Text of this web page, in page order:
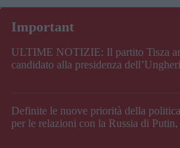
ULTIME NOTIZIE: Il partito Tisza
candidato alla presidenza
Definite le nuove priorità della
per le relazioni con la Russia di